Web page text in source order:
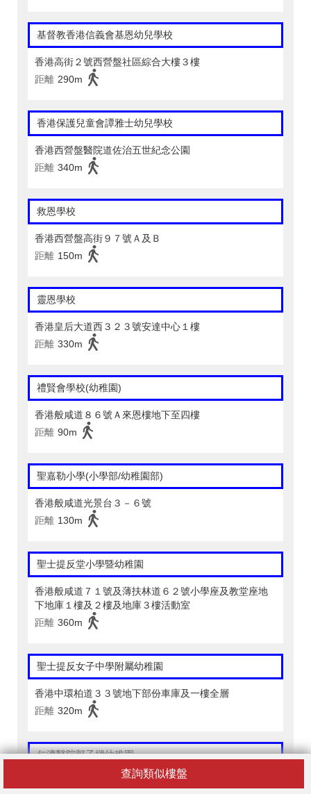
查詢類似樓盤
基督教香港信義會基恩幼兒學校
香港高街２號西營盤社區綜合大樓３樓
距離 290m
香港保護兒童會譚雅士幼兒學校
香港西營盤醫院道佐治五世紀念公園
距離 340m
救恩學校
香港西營盤高街９７號Ａ及Ｂ
距離 150m
靈恩學校
香港皇后大道西３２３號安達中心１樓
距離 330m
禮賢會學校(幼稚園)
香港般咸道８６號Ａ來恩樓地下至四樓
距離 90m
聖嘉勒小學(小學部/幼稚園部)
香港般咸道光景台３－６號
距離 130m
聖士提反堂小學暨幼稚園
香港般咸道７１號及薄扶林道６２號小學座及教堂座地
下地庫１樓及２樓及地庫３樓活動室
距離 360m
聖士提反女子中學附屬幼稚園
香港中環柏道３３號地下部份車庫及一樓全層
距離 320m
仁濟醫院郭子樑幼稚園
香港西營盤高街９號地下上層（南）